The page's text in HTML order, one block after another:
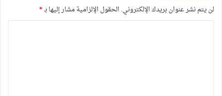
لن يتم نشر عنوان بريدك الإلكتروني. الحقول الإلزامية مشار إليها بـ*